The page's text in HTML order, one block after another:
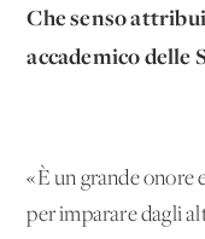
Che senso
accademico delle
«È un grande
per imparare dagli